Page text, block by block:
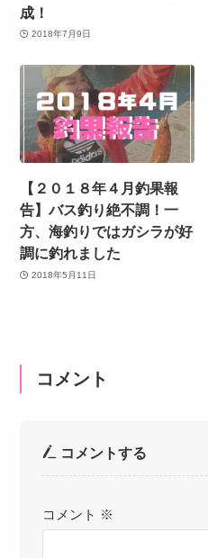
成！
2018年7月9日
【２０１８年４月釣果報
告】バス釣り絶不調！一
方、海釣りではガシラが好
調に釣れました
2018年5月11日
コメント
コメントする
コメント ※